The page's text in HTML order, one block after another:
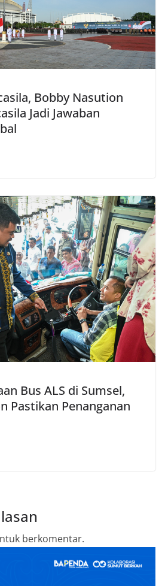
Bobby Nasution
Jadi Jawaban
Bus ALS di Sumsel,
Pastikan Penanganan
berkomentar.